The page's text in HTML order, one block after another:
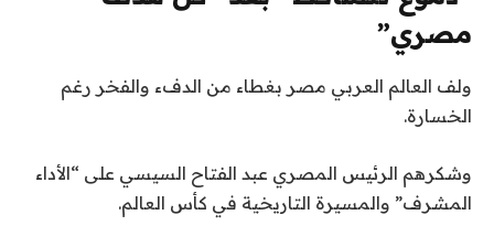
مصري”
ولف العالم العربي مصر بغطاء من الدفء والفخر رغم
الخسارة.
وشكرهم الرئيس المصري عبد الفتاح السيسي على “الأداء
المشرف” والمسيرة التاريخية في كأس العالم.